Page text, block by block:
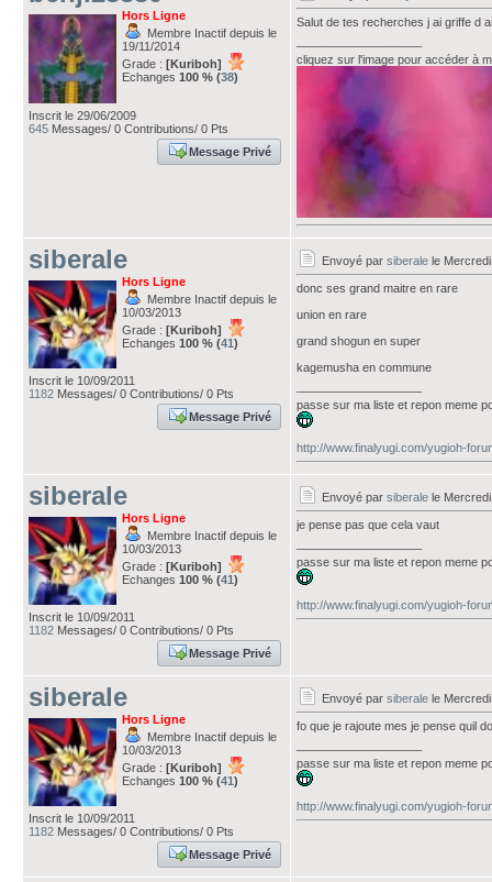
Hors Ligne
Membre Inactif depuis le
19/11/2014
Grade : [Kuriboh]
Echanges 100 % (38)
Inscrit le 29/06/2009
645 Messages/ 0 Contributions/ 0 Pts
Message Privé
Salut de tes recherches j ai griffe d
cliquez sur l'image pour accéder à
siberale
Hors Ligne
Membre Inactif depuis le
10/03/2013
Grade : [Kuriboh]
Echanges 100 % (41)
Inscrit le 10/09/2011
1182 Messages/ 0 Contributions/ 0 Pts
Message Privé
Envoyé par siberale le
donc ses grand maitre en rare
union en rare
grand shogun en super
kagemusha en commune
passe sur ma liste et repon meme
http://www.finalyugi.com/yugioh-
siberale
Hors Ligne
Membre Inactif depuis le
10/03/2013
Grade : [Kuriboh]
Echanges 100 % (41)
Inscrit le 10/09/2011
1182 Messages/ 0 Contributions/ 0 Pts
Message Privé
Envoyé par siberale le
je pense pas que cela vaut
passe sur ma liste et repon meme
http://www.finalyugi.com/yugioh-
siberale
Hors Ligne
Membre Inactif depuis le
10/03/2013
Grade : [Kuriboh]
Echanges 100 % (41)
Inscrit le 10/09/2011
1182 Messages/ 0 Contributions/ 0 Pts
Message Privé
Envoyé par siberale le
fo que je rajoute mes je pense quil
passe sur ma liste et repon meme
http://www.finalyugi.com/yugioh-